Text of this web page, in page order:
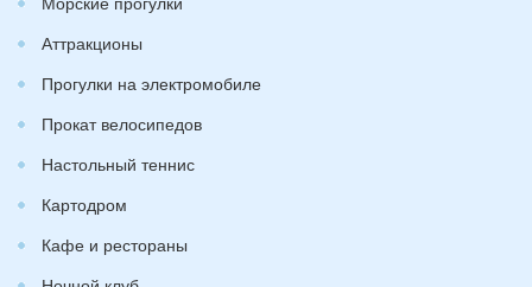
Аттракционы
Прогулки на электромобиле
Прокат велосипедов
Настольный теннис
Картодром
Кафе и рестораны